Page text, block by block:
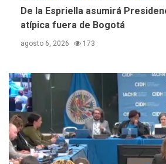
De la Espriella asumirá
atípica fuera de Bogotá
agosto 6, 2026 173